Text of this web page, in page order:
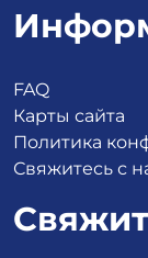
FAQ
Карты сайта
Политика
Свяжитесь с